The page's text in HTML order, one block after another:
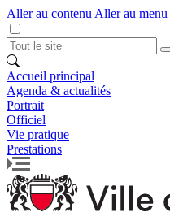
Aller au contenu Aller au menu
Accueil principal
Agenda & actualités
Portrait
Officiel
Vie pratique
Prestations